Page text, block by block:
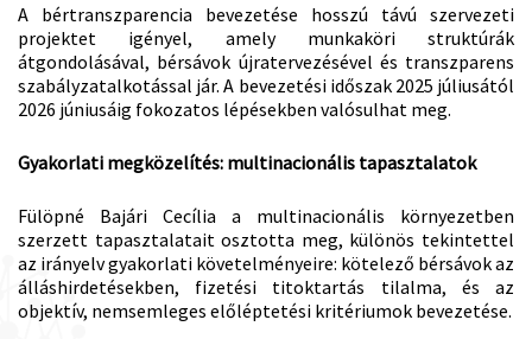
A bértranszparencia bevezetése hosszú távú szervezeti
projektet igényel, amely munkaköri struktúrák
átgondolásával, bérsávok újratervezésével és transzparens
szabályzatalkotással jár. A bevezetési időszak 2025 júliusától
2026 júniusáig fokozatos lépésekben valósulhat meg.
Gyakorlati megközelítés: multinacionális tapasztalatok
Fülöpné Bajári Cecília a multinacionális környezetben
szerzett tapasztalatait osztotta meg, különös tekintettel
az irányelv gyakorlati követelményeire: kötelező bérsávok az
álláshirdetésekben, fizetési titoktartás tilalma, és az
objektív, nemsemleges előléptetési kritériumok bevezetése.